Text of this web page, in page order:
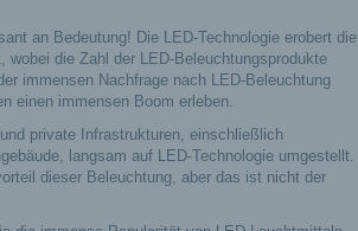
an Bedeutung! Die LED-Technologie erobert die
die Zahl der LED-Beleuchtungsprodukte
immensen Nachfrage nach LED-Beleuchtung
einen immensen Boom erleben.
private Infrastrukturen, einschließlich
langsam auf LED-Technologie umgestellt.
dieser Beleuchtung, aber das ist nicht der